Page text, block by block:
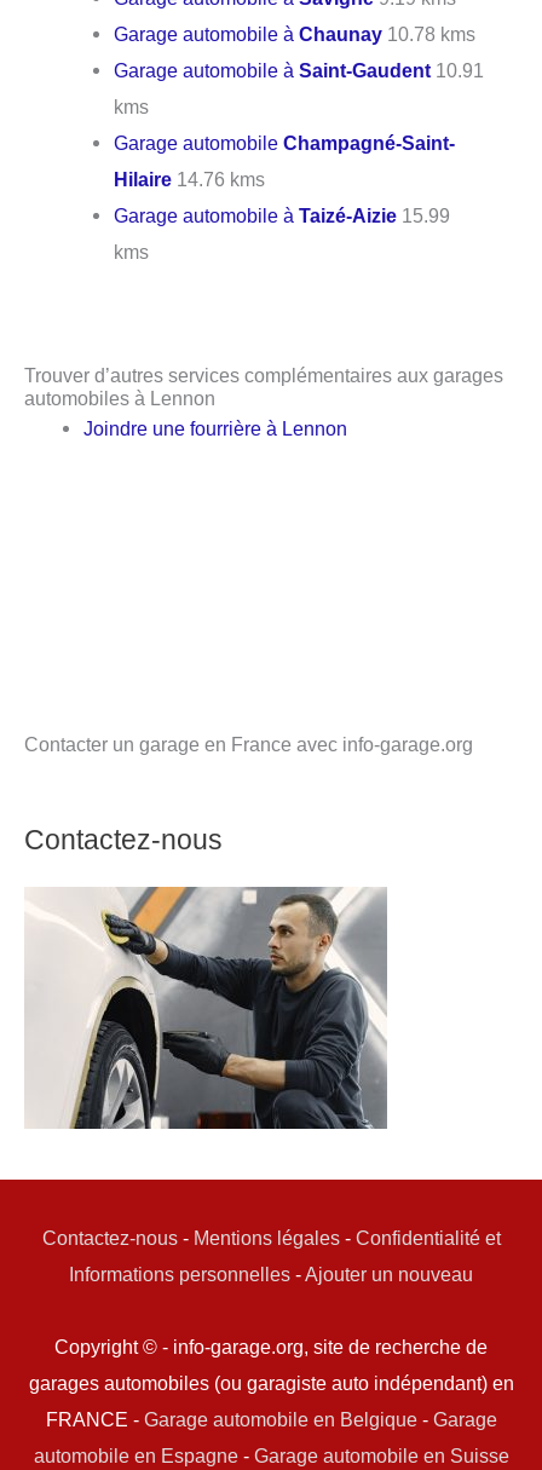
Garage automobile àChaunay 10.78 kms
Garage automobile àSaint-Gaudent 10.91
kms
Garage automobileChampagné-Saint-
Hilaire 14.76 kms
Garage automobile àTaizé-Aizie 15.99
kms
Trouver d’autres services complémentaires aux garages
automobiles à Lennon
Joindre une fourrière à Lennon
Contacter un garage en France avec info-garage.org
Contactez-nous
Contactez-nous- Mentions légales- Confidentialité et
Informations personnelles -Ajouter un nouveau
Copyright © - info-garage.org, site de recherche de
garages automobiles (ou garagiste auto indépendant) en
FRANCE - Garage automobile en Belgique- Garage
automobile en Espagne- Garage automobile en Suisse